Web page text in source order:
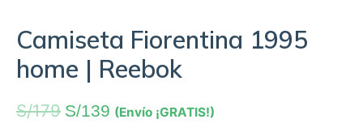
Camiseta Fiorentina 1995
home | Reebok
S/179 S/139 (Envío ¡GRATIS!)